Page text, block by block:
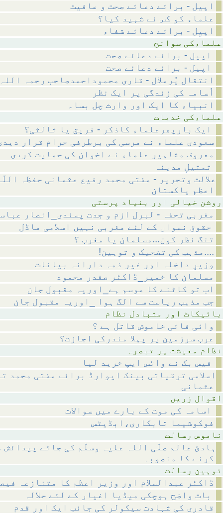
اپیل - برائے دعائے صحت و عافیت
علماء کو کس نے شہید کیا؟
اپیِل - برائے دعائے شفاء
انتقال پُرملال - قاری محموداحمدصاحب رحمہ
اُسامہ کی زندگی پر ایک نظر
انبیاء کا ایک اور وارث چل بسا۔
سعودی علماء نے مرسی کی برطرفی حرام قرار
معروف مشاہیر علماء نے اخوان کی حمایت کردی
علالت وتحریر - مفتی محمد رفیع عثمانی حفظہ
اعظم پاکستان
مغربی تحفہ - لبرل ازم و جدت پسندی_انصار
تنگ نظر کون...مسلمان یا مغرب ؟
!مذہب کی تضحیک و توہین....
وزیرِ داخلہ اور غیر ذمہ دارانہ بیانات
مسلمان کا خمیر_ڈاکٹر صفدر محمود
اب تو کاٹنے کا موسم ہے_اوریہ مقبول جان
جب مذہب ریاست سے الگ ہوا _اوریہ مقبول جان
وائی فائی خاموش قاتل ہے ؟
عرب سرزمین پر پہلا مندرکی اجازت؟
اسلامی ترقیاتی بینک ایوارڈ برائے مفتی محمد
عثمانی
فوکوشیما تابکاری،ابڈیٹس
ہادئ عالم صلّی اللہ علیہ وسلّم کی جائے پیدائش
کرنے کا منصوبہ
ڈاکٹر عبدالسلام اور وزیر اعظم کا متنازعہ
قادری کی شہادت سیکولر کی جانب ایک اور قدم